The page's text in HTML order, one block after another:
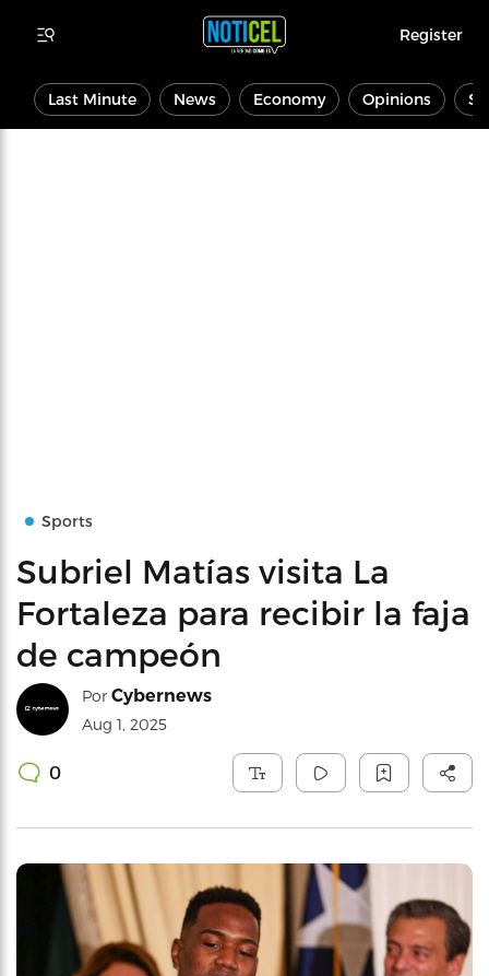
Register
Last Minute News Economy Opinions
Sports
Subriel Matías visita La
Fortaleza para recibir la faja
de campeón
Por Cybernews
Aug 1, 2025
0